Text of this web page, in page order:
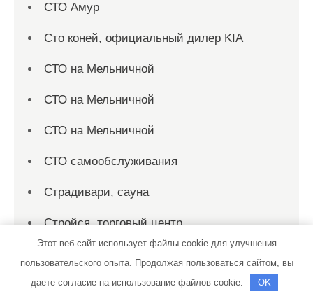
СТО Амур
Сто коней, официальный дилер KIA
СТО на Мельничной
СТО на Мельничной
СТО на Мельничной
СТО самообслуживания
Страдивари, сауна
Стройся, торговый центр
Сходразвал
Этот веб-сайт использует файлы cookie для улучшения
пользовательского опыта. Продолжая пользоваться сайтом, вы
даете согласие на использование файлов cookie.
OK